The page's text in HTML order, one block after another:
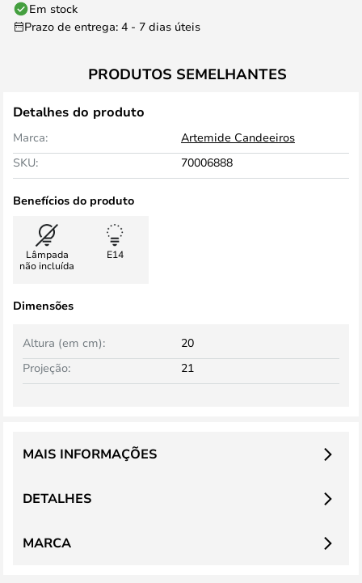
Em stock
Prazo de entrega: 4 - 7 dias úteis
PRODUTOS SEMELHANTES
Detalhes do produto
Marca:
Artemide Candeeiros
SKU:
70006888
Benefícios do produto
Lâmpada
não incluída
E14
Dimensões
Altura (em cm):
20
Projeção:
21
DETALHES
MAIS INFORMAÇÕES
MARCA